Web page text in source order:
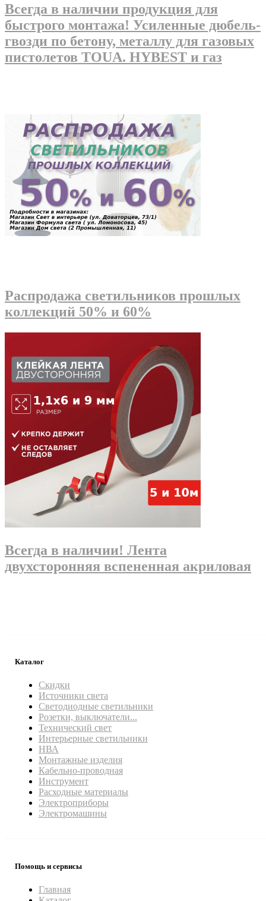
Всегда в наличии продукция для
быстрого монтажа! Усиленные дюбель-
гвозди по бетону, металлу для газовых
пистолетов TOUA. HYBEST и газ
Распродажа светильников прошлых
коллекций 50% и 60%
Всегда в наличии! Лента
двухсторонняя вспененная акриловая
Каталог
Скидки
Источники света
Светодиодные светильники
Розетки, выключатели...
Технический свет
Интерьерные светильники
НВА
Монтажные изделия
Кабельно-проводная
Инструмент
Расходные материалы
Электроприборы
Электромашины
Помощь и сервисы
Главная